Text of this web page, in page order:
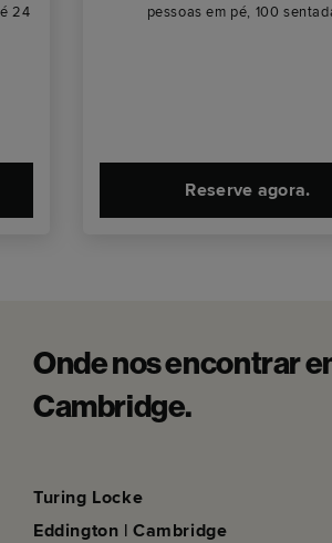
24
pessoas em pé, 100
Reserve agora.
Onde nos encontrar
Cambridge.
Turing Locke
Eddington | Cambridge